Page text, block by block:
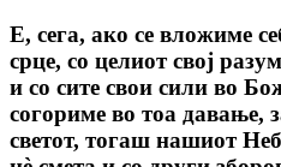
Е, сега, ако се вложиме
срце, со целиот свој
и со сите свои сили во
согориме во тоа давање,
светот, тогаш нашиот